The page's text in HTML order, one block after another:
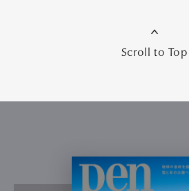
Scroll to Top